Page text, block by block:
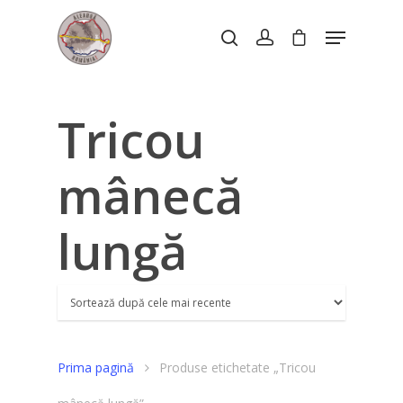
Tricou
mânecă
lungă
Prima pagină Produse etichetate „Tricou
Cum funcționează
Înscriere